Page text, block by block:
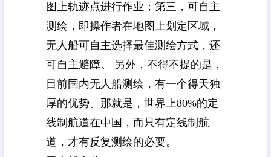
图上轨迹点进行作业；第三，可自主
测绘，即操作者在地图上划定区域，
无人船可自主选择最佳测绘方式，还
可自主避障。 另外，不得不提的是，
目前国内无人船测绘，有一个得天独
厚的优势。那就是，世界上80%的定
线制航道在中国，而只有定线制航
道，才有反复测绘的必要。